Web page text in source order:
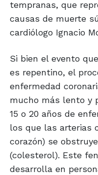
tempranas, que
causas de muerte
cardiólogo Ignacio
Si bien el evento
es repentino, el
enfermedad
mucho más lento y
15 o 20 años de
los que las arterias
corazón) se
(colesterol). Este
desarrolla en